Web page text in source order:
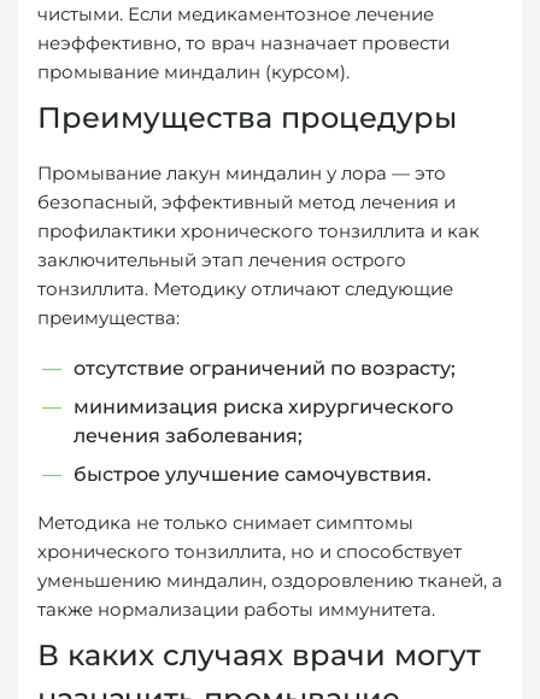
чистыми. Если медикаментозное лечение
неэффективно, то врач назначает провести
промывание миндалин (курсом).
Преимущества процедуры
Промывание лакун миндалин у лора — это
безопасный, эффективный метод лечения и
профилактики хронического тонзиллита и как
заключительный этап лечения острого
тонзиллита. Методику отличают следующие
преимущества:
отсутствие ограничений по возрасту;
минимизация риска хирургического
лечения заболевания;
быстрое улучшение самочувствия.
Методика не только снимает симптомы
хронического тонзиллита, но и способствует
уменьшению миндалин, оздоровлению тканей, а
также нормализации работы иммунитета.
В каких случаях врачи могут